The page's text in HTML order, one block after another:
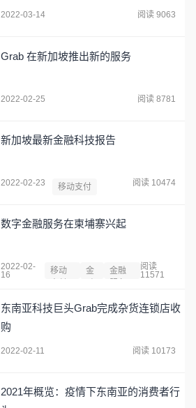
2022-03-14 阅读 9063
Grab 在新加坡推出新的服务
2022-02-25 阅读 8781
新加坡最新金融科技报告
2022-02-23 移动支付 阅读 10474
数字金融服务在柬埔寨兴起
2022-02-
16
移动
金
金融
阅读
11571
东南亚科技巨头Grab完成杂货连锁店收
购
2022-02-11 阅读 10173
2021年概览：疫情下东南亚的消费者行